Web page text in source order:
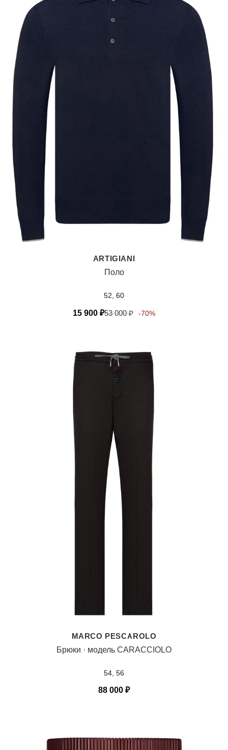
ARTIGIANI
Поло
52, 60
15 900 ₽53 000₽ -70%
MARCO PESCAROLO
Брюки · модель CARACCIOLO
54, 56
88 000 ₽